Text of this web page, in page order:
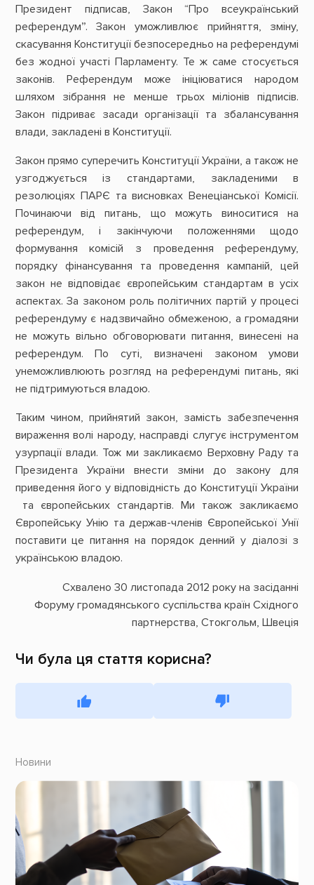
Президент підписав, Закон “Про всеукраїнський
референдум”. Закон уможливлює прийняття, зміну,
скасування Конституції безпосередньо на референдумі
без жодної участі Парламенту. Те ж саме стосується
законів. Референдум може ініціюватися народом
шляхом зібрання не менше трьох міліонів підписів.
Закон підриває засади організації та збалансування
влади, закладені в Конституції.
Закон прямо суперечить Конституції України, а також не
узгоджується із стандартами, закладеними в
резолюціях ПАРЄ та висновках Венеціанської Комісії.
Починаючи від питань, що можуть виноситися на
референдум, і закінчуючи положеннями щодо
формування комісій з проведення референдуму,
порядку фінансування та проведення кампаній, цей
закон не відповідає європейським стандартам в усіх
аспектах. За законом роль політичних партій у процесі
референдуму є надзвичайно обмеженою, а громадяни
не можуть вільно обговорювати питання, винесені на
референдум. По суті, визначені законом умови
унеможливлюють розгляд на референдумі питань, які
не підтримуються владою.
Таким чином, прийнятий закон, замість забезпечення
вираження волі народу, насправді слугує інструментом
узурпації влади. Тож ми закликаємо Верховну Раду та
Президента України внести зміни до закону для
приведення його у відповідність до Конституції України
та європейських стандартів. Ми також закликаємо
Європейську Унію та держав-членів Європейської Унії
поставити це питання на порядок денний у діалозі з
українською владою.
Схвалено 30 листопада 2012 року на засіданні
Форуму громадянського суспільства країн Східного
партнерства, Стокгольм, Швеція
Чи була ця стаття корисна?
Новини